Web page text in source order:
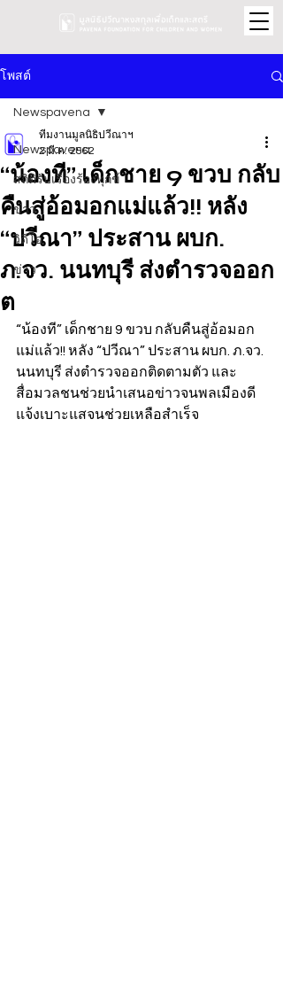
โพสต์
Newspavena
สถิติรับเรื่องร้องทุกข์
ข่าว
วิดีโอ
ข่าว
Newspavena
“น้องที” เด็กชาย 9 ขวบ กลับ
คืนสู่อ้อมอกแม่แล้ว!! หลัง
“ปวีณา” ประสาน ผบก.
ภ.จว. นนทบุรี ส่งตำรวจออก
ต
ทีมงานมูลนิธิปวีณาฯ
2 มี.ค. 2562
“น้องที” เด็กชาย 9 ขวบ กลับคืนสู่อ้อมอก
แม่แล้ว!! หลัง “ปวีณา” ประสาน ผบก. ภ.จว.
นนทบุรี ส่งตำรวจออกติดตามตัว และ
สื่อมวลชนช่วยนำเสนอข่าวจนพลเมืองดี
แจ้งเบาะแสจนช่วยเหลือสำเร็จ